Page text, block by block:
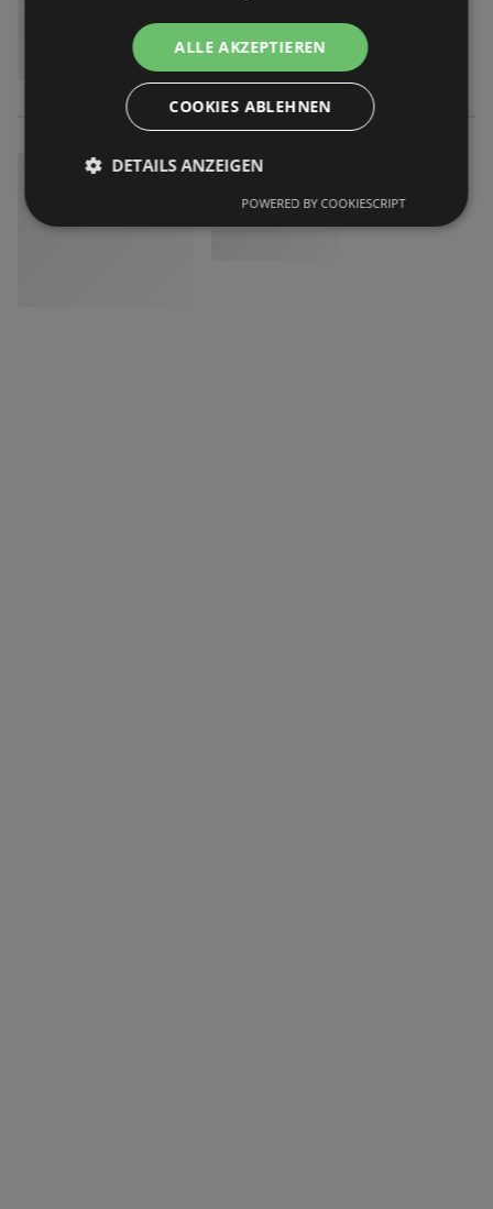
ALLE AKZEPTIEREN
COOKIES ABLEHNEN
DETAILS ANZEIGEN
POWERED BY COOKIESCRIPT